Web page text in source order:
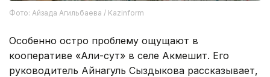
Фото: Айзада Агильбаева / Kazinform
Особенно остро проблему ощущают в
кооперативе «Али-сут» в селе Акмешит. Его
руководитель Айнагуль Сыздыкова рассказывает,